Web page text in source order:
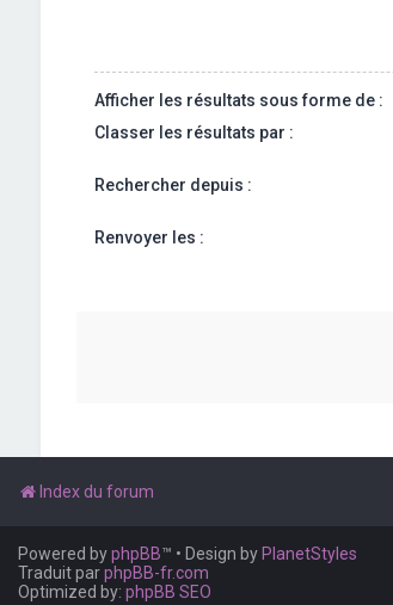
Afficher les résultats sous forme de :
Classer les résultats par :
Rechercher depuis :
Renvoyer les :
Index du forum
Powered byphpBB™ • Design byPlanetStyles
Traduit parphpBB-fr.com
Optimized by: phpBB SEO